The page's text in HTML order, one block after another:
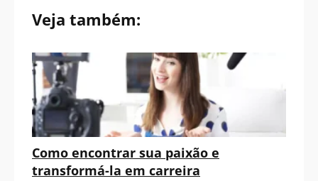
Veja também:
Como encontrar sua paixão e
transformá-la em carreira